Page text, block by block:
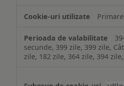
Primare
secunde, 399 zile, 399 zile,
zile, 182 zile, 364 zile, 394